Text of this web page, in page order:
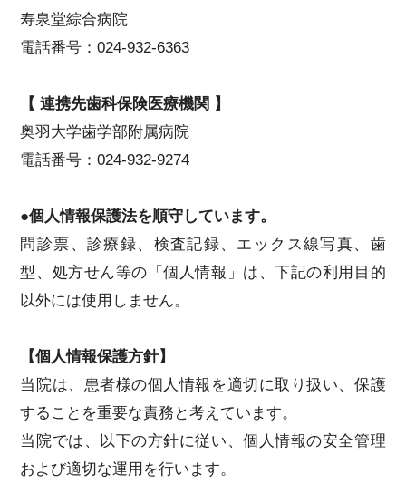
寿泉堂綜合病院
電話番号：024-932-6363
【 連携先歯科保険医療機関 】
奥羽大学歯学部附属病院
電話番号：024-932-9274
●個人情報保護法を順守しています。
問診票、診療録、検査記録、エックス線写真、歯
型、処方せん等の「個人情報」は、下記の利用目的
以外には使用しません。
【個人情報保護方針】
当院は、患者様の個人情報を適切に取り扱い、保護
することを重要な責務と考えています。
当院では、以下の方針に従い、個人情報の安全管理
および適切な運用を行います。